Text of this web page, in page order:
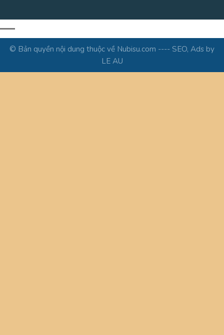
© Bản quyền nội dung thuộc về Nubisu.com ---- SEO, Ads by
LE AU